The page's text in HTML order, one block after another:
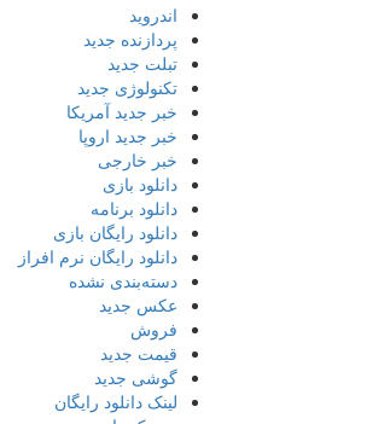
اندروید
پردازنده جدید
تبلت جدید
تکنولوژی جدید
خبر جدید آمریکا
خبر جدید اروپا
خبر خارجی
دانلود بازی
دانلود برنامه
دانلود رایگان بازی
دانلود رایگان نرم افراز
دسته‌بندی نشده
عکس جدید
فروش
قیمت جدید
گوشی جدید
لینک دانلود رایگان